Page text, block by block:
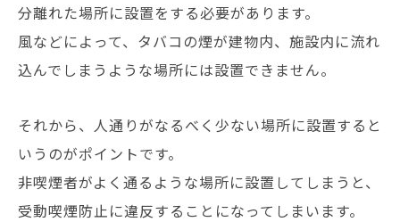
分離れた場所に設置をする必要があります。
風などによって、タバコの煙が建物内、施設内に流れ
込んでしまうような場所には設置できません。
それから、人通りがなるべく少ない場所に設置すると
いうのがポイントです。
非喫煙者がよく通るような場所に設置してしまうと、
受動喫煙防止に違反することになってしまいます。